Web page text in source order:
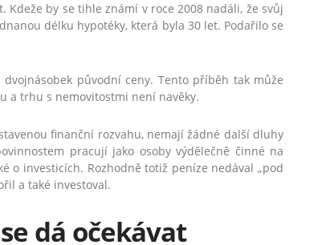
by se tihle známí v roce 2008 nadáli, že svůj
délku hypotéky, která byla 30 let. Podařilo se
původní ceny. Tento příběh tak může
a trhu s nemovitostmi není navěky.
finanční rozvahu, nemají žádné další dluhy
pracují jako osoby výdělečně činné na
o investicích. Rozhodně totiž peníze nedával „pod
a také investoval.
dá očekávat